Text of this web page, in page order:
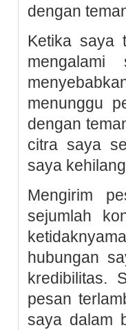
dengan
Ketika saya
mengalami
menunggu
dengan
citra saya
saya
Mengirim
sejumlah
hubungan
kredibilitas.
pesan
saya dalam